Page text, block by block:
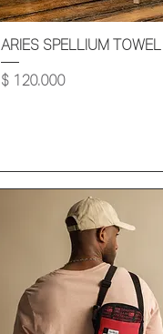
Vista rápida
ARIES SPELLIUM TOWEL
Precio
$ 120.000